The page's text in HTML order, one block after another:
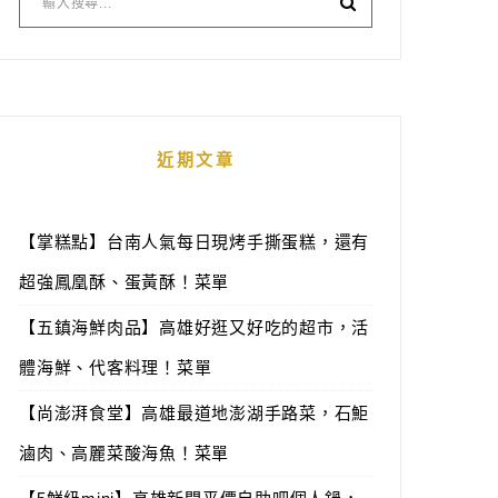
近期文章
【掌糕點】台南人氣每日現烤手撕蛋糕，還有
超強鳳凰酥、蛋黃酥！菜單
【五鎮海鮮肉品】高雄好逛又好吃的超市，活
體海鮮、代客料理！菜單
【尚澎湃食堂】高雄最道地澎湖手路菜，石鮔
滷肉、高麗菜酸海魚！菜單